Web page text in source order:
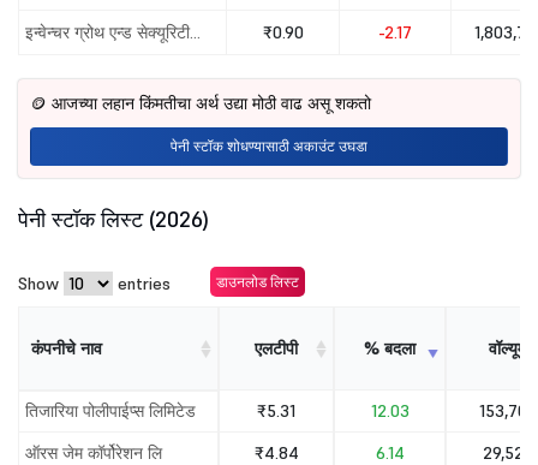
इन्वेन्चर ग्रोथ एन्ड सेक्यूरिटीस लिमिटेड ₹0.90 -2.17
🪙 आजच्या लहान किंमतीचा अर्थ उद्या मोठी वाढ असू शकतो
पेनी स्टॉक शोधण्यासाठी अकाउंट उघडा
पेनी स्टॉक लिस्ट (2026)
डाउनलोड लिस्ट
Show entries
कंपनीचे नाव एलटीपी % बदला वॉल्यूम
कंपनीचे नाव एलटीपी % बदला वॉल्यूम
तिजारिया पोलीपाईप्स लिमिटेड ₹5.31 12.03
153,703
ऑरस जेम कॉर्पोरेशन लि
₹4.84 6.14
29,523